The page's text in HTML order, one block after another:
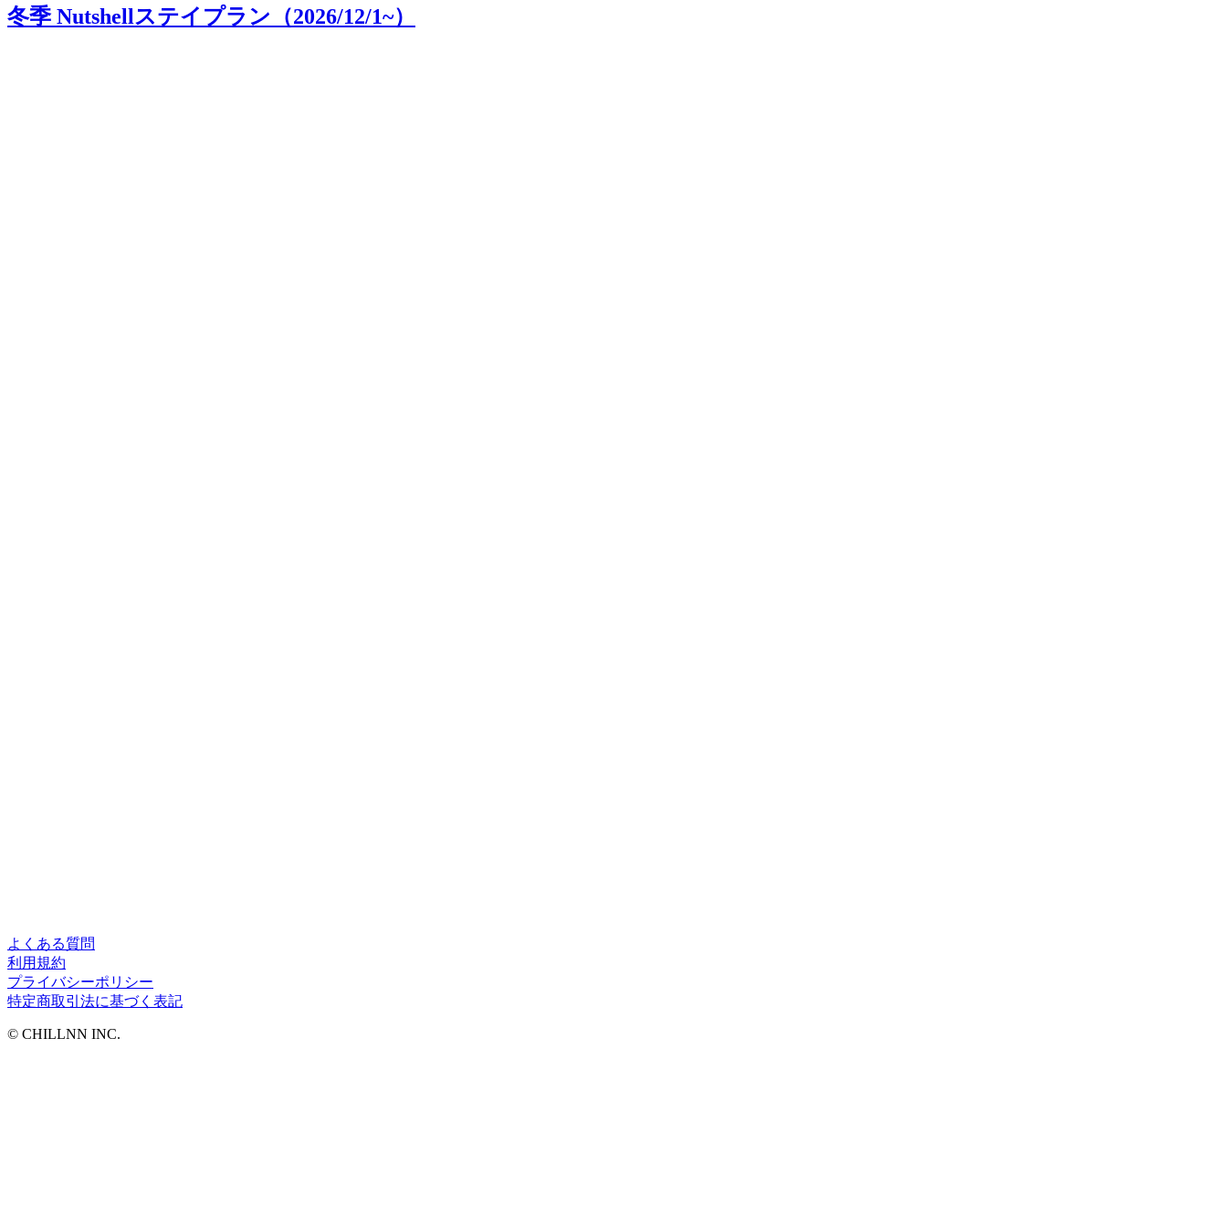
冬季 Nutshellステイプラン（2026/12/1~）
よくある質問
利用規約
プライバシーポリシー
特定商取引法に基づく表記
©︎ CHILLNN INC.